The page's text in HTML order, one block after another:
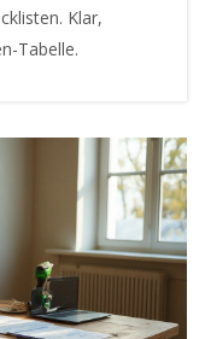
Klar,
Tabelle.